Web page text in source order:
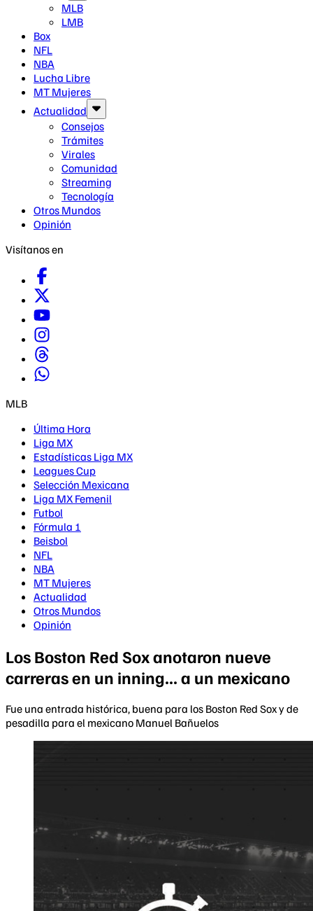
MLB
LMB
Box
NFL
NBA
Lucha Libre
MT Mujeres
Actualidad
Consejos
Trámites
Virales
Comunidad
Streaming
Tecnología
Otros Mundos
Opinión
Visítanos en
MLB
Última Hora
Liga MX
Estadísticas Liga MX
Leagues Cup
Selección Mexicana
Liga MX Femenil
Futbol
Fórmula 1
Beisbol
NFL
NBA
MT Mujeres
Actualidad
Otros Mundos
Opinión
Los Boston Red Sox anotaron nueve
carreras en un inning... a un mexicano
Fue una entrada histórica, buena para los Boston Red Sox y de
pesadilla para el mexicano Manuel Bañuelos